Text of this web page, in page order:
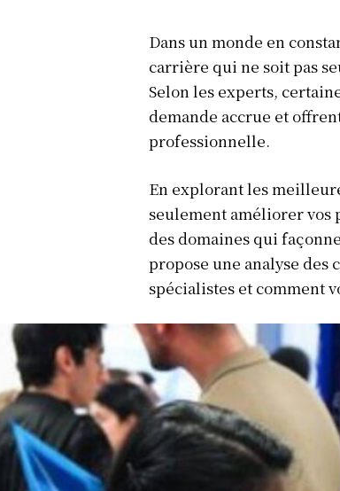
Dans un monde en
carrière qui ne soit pas
Selon les experts,
demande accrue et
professionnelle.
En explorant les
seulement améliorer vos
des domaines qui
propose une analyse des
spécialistes et comment